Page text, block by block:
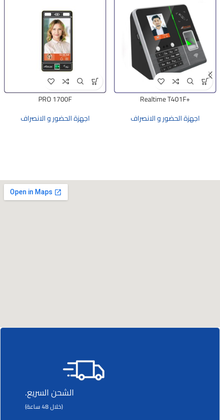
+Realtime T401F
اجهزة الحضور و الانصراف
PRO 1700F
اجهزة الحضور و الانصراف
الشحن السريع.
(خلال 48 ساعة)